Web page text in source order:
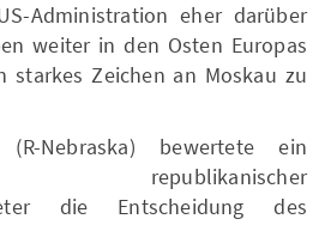
Administration eher darüber
weiter in den Osten Europas
starkes Zeichen an Moskau zu
Nebraska) bewertete ein
republikanischer
die Entscheidung des